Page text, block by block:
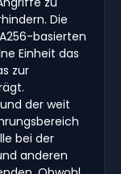
Die
basierten
Einheit das
zur
der weit
bei der
anderen